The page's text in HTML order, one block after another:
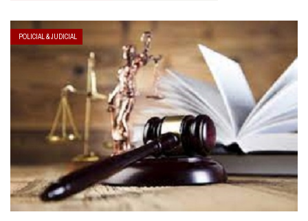
POLICIAL & JUDICIAL